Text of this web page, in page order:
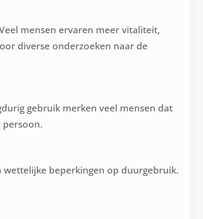
mensen ervaren meer vitaliteit,
diverse onderzoeken naar de
gebruik merken veel mensen dat
persoon.
wettelijke beperkingen op duurgebruik.